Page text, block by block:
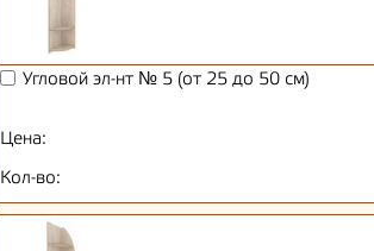
Угловой эл-нт № 5 (от 25 до 50 см)
Цена:
Кол-во: